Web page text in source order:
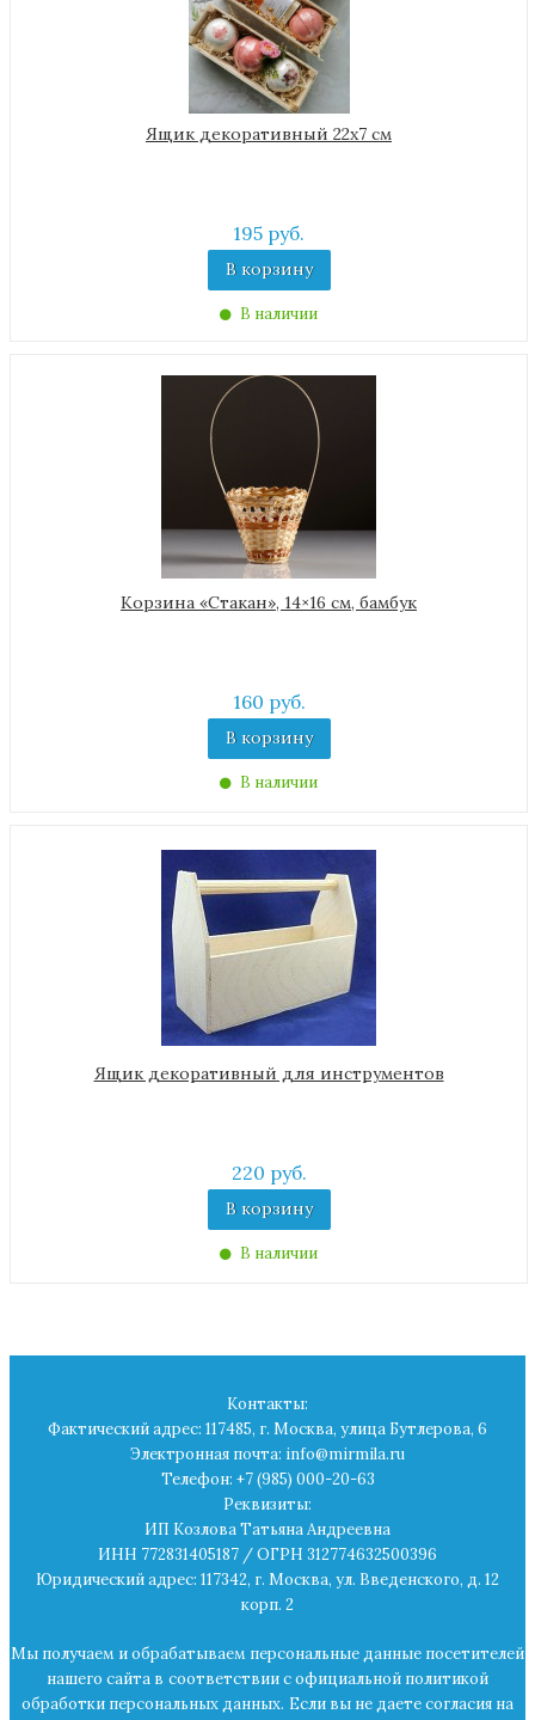
Ящик декоративный 22х7 см
195 руб.
В корзину
В наличии
Корзина «Стакан», 14×16 см, бамбук
160 руб.
В корзину
В наличии
Ящик декоративный для инструментов
220 руб.
В корзину
В наличии
Контакты:
Фактический адрес: 117485, г. Москва, улица Бутлерова, 6
Электронная почта: info@mirmila.ru
Телефон: +7 (985) 000-20-63
Реквизиты:
ИП Козлова Татьяна Андреевна
ИНН 772831405187 / ОГРН 312774632500396
Юридический адрес: 117342, г. Москва, ул. Введенского, д. 12
корп. 2
Мы получаем и обрабатываем персональные данные посетителей
нашего сайта в соответствии с официальной политикой
обработки персональных данных. Если вы не даете согласия на